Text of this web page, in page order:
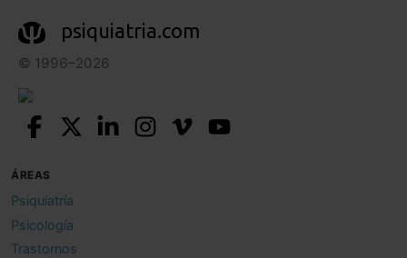
psiquiatria.com
© 1996–2026
ÁREAS
Psiquiatría
Psicología
Trastornos